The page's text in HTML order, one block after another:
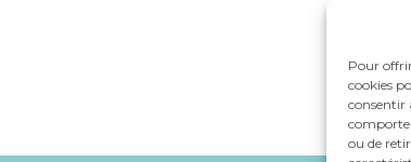
Pour
cookies
consentir
ou de